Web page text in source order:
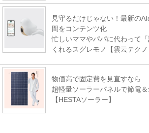
見守るだけじゃない！最新の
間をコンテンツ化
忙しいママやパパに代わって
くれるスグレモノ【雲云テクノ
物価高で固定費を見直すなら
超軽量ソーラーパネルで節電
【HESTAソーラー】